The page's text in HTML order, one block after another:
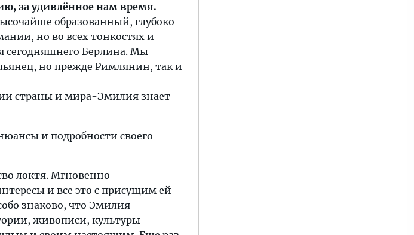
за удивлённое нам время.
образованный, глубоко
но во всех тонкостях и
сегодняшнего Берлина. Мы
но прежде Римлянин, так и
страны и мира-Эмилия знает
и подробности своего
локтя. Мгновенно
и все это с присущим ей
знаково, что Эмилия
живописи, культуры